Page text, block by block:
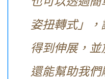
姿扭轉式」
得到伸展，並
還能幫助我們